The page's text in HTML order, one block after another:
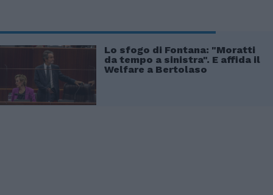
Lo sfogo di Fontana: "Moratti
da tempo a sinistra". E affida il
Welfare a Bertolaso